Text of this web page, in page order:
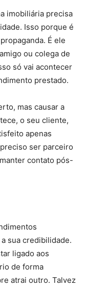
imobiliária precisa
Isso porque é
É ele
ou colega de
só vai acontecer
prestado.
mas causar a
o seu cliente,
apenas
ser parceiro
contato pós-
sua credibilidade.
ligado aos
de forma
atrai outro. Talvez